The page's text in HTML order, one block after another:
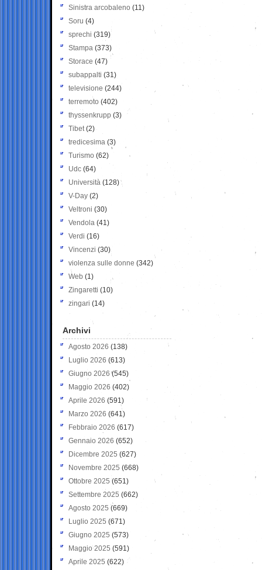
Sinistra arcobaleno (11)
Soru (4)
sprechi (319)
Stampa (373)
Storace (47)
subappalti (31)
televisione(244)
terremoto (402)
thyssenkrupp (3)
Tibet(2)
tredicesima (3)
Turismo (62)
Udc (64)
Università (128)
V-Day (2)
Veltroni (30)
Vendola (41)
Verdi (16)
Vincenzi (30)
violenza sulle donne (342)
Web (1)
Zingaretti (10)
zingari (14)
Archivi
Agosto 2026 (138)
Luglio 2026 (613)
Giugno 2026 (545)
Maggio 2026 (402)
Aprile 2026 (591)
Marzo 2026 (641)
Febbraio 2026 (617)
Gennaio 2026 (652)
Dicembre 2025 (627)
Novembre 2025 (668)
Ottobre 2025 (651)
Settembre 2025 (662)
Agosto 2025 (669)
Luglio 2025 (671)
Giugno 2025 (573)
Maggio 2025 (591)
Aprile 2025 (622)